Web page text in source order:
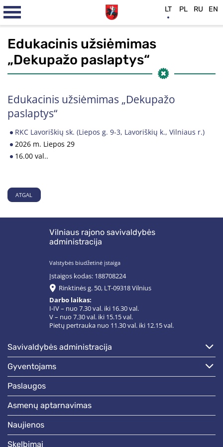
Edukacinis užsiėmimas
„Dekupažo paslaptys“
Edukacinis užsiėmimas „Dekupažo
paslaptys“
RKC Lavoriškių sk. (Liepos g. 9-3, Lavoriškių k., Vilniaus r.)
2026 m. Liepos 29
16.00 val..
ATGAL
Vilniaus rajono savivaldybės
administracija
Valstybės biudžetinė įstaiga
Įstaigos kodas: 188708224
Rinktinės g. 50, LT-09318 Vilnius
Darbo laikas:
I-IV – nuo 7.30 val. iki 16.30 val.
V – nuo 7.30 val. iki 15.15 val.
Pietų pertrauka nuo 11.30 val. iki 12.15 val.
savivaldybės administracija
gyventojams
paslaugos
asmenų aptarnavimas
naujienos
skelbimai
LT PL RU EN